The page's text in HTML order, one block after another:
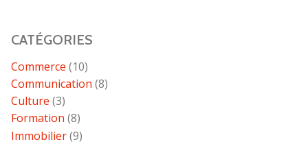
CATÉGORIES
Commerce (10)
Communication (8)
Culture (3)
Formation (8)
Immobilier(9)